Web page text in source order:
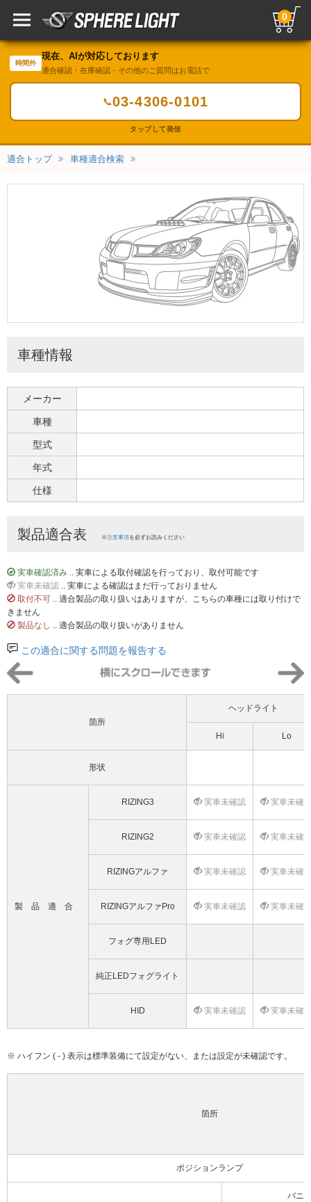
0
時間外
現在、AIが対応しております
適合確認・在庫確認・その他のご質問はお電話で
📞03-4306-0101
タップして発信
適合トップ 車種適合検索
車種情報
メーカー
車種
型式
年式
仕様
製品適合表 ※注意事項を必ずお読みください
実車確認済み .. 実車による取付確認を行っており、取付可能です
実車未確認 .. 実車による確認はまだ行っておりません
取付不可 .. 適合製品の取り扱いはありますが、こちらの車種には取り付けで
きません
製品なし .. 適合製品の取り扱いがありません
この適合に関する問題を報告する
箇所
ヘッドライト
Hi Lo
形状
製品適合
RIZING3 実車未確認 実車未確
RIZING2 実車未確認 実車未確
RIZINGアルファ 実車未確認 実車未確
RIZINGアルファPro 実車未確認 実車未確
フォグ専用LED
純正LEDフォグライト
HID 実車未確認 実車未確
※ ハイフン ( - ) 表示は標準装備にて設定がない、または設定が未確認です。
箇所
ポジションランプ
バニ